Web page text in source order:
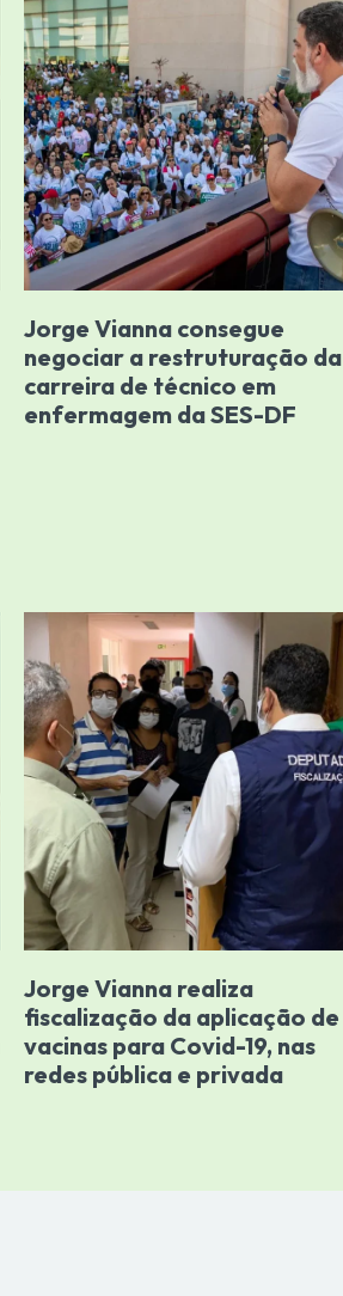
Jorge Vianna consegue
negociar a restruturação da
carreira de técnico em
enfermagem da SES-DF
Jorge Vianna realiza
fiscalização da aplicação de
vacinas para Covid-19, nas
redes pública e privada